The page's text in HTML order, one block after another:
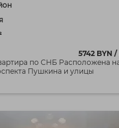
5742 BYN
по СНБ Расположена
Пушкина и улицы